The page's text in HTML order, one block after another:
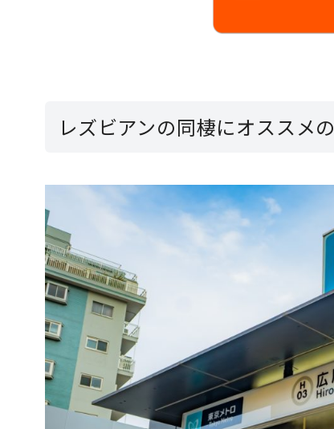
レズビアンの同棲にオススメ